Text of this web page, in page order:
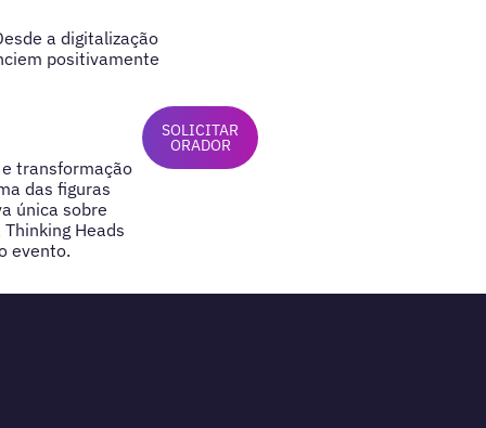
a digitalização
positivamente
transformação
das figuras
única sobre
Heads
evento.
SOLICITAR
ORADOR